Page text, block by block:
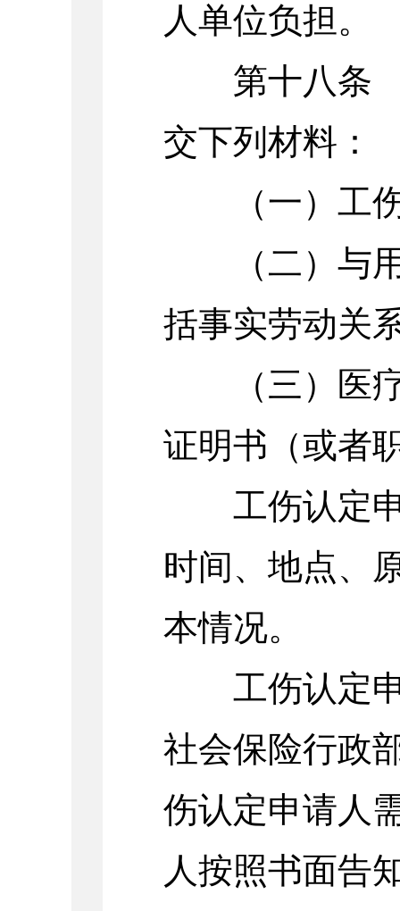
人单位负担。
第十八条
交下列材料：
（一）工伤
（二）与用
括事实劳动关
（三）医疗
证明书（或者
工伤认定申
时间、地点、
本情况。
工伤认定申
社会保险行政
伤认定申请人
人按照书面告